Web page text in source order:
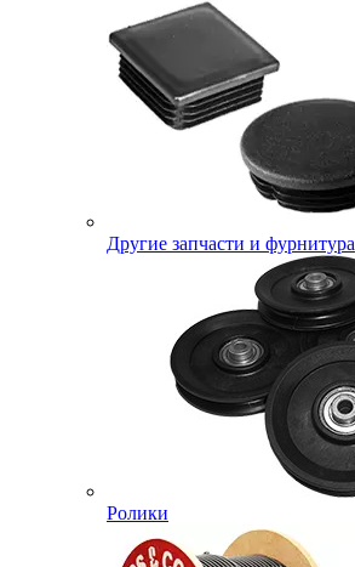
Другие запчасти и фурнитура
Ролики